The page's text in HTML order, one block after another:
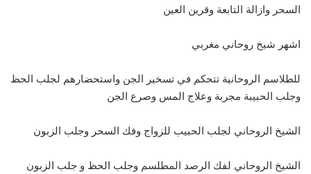
السحر وازالة التابعة وقرين العين
اشهر شيخ روحاني مغربي
للطلاسم الروحانية تتحكم في تسخير الجن واستحضارهم لجلب الحظ
وجلب الحبيبة مجربة وعلاج المس وصرع الجن
الشيخ الروحاني لجلب الحبيب للزواج وفك السحر وجلب الزبون
الشيخ الروحاني لفك الرصد المطلسم وجلب الحظ و جلب الزبون